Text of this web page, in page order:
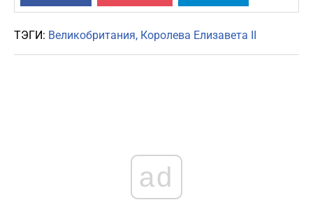
ТЭГИ: Великобритания Королева Елизавета II
ad